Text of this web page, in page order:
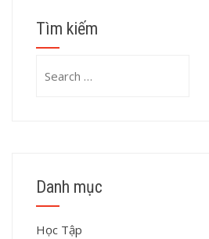
Tìm kiếm
Danh mục
Học Tập